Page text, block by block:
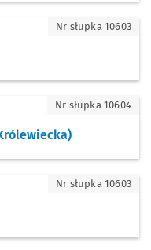
Nr słupka 10603
ArenaNr słupka 10604
Nr słupka 10603